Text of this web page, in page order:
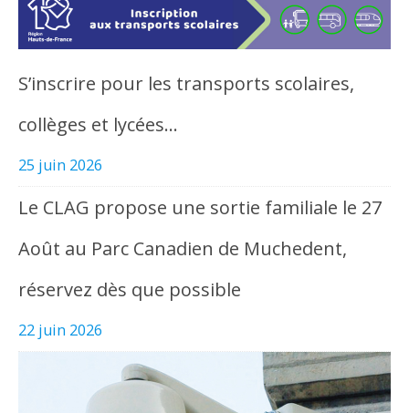
S’inscrire pour les transports scolaires,
collèges et lycées…
25 juin 2026
Le CLAG propose une sortie familiale le 27
Août au Parc Canadien de Muchedent,
réservez dès que possible
22 juin 2026